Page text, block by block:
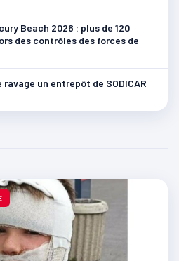
Beach 2026 : plus de 120
des contrôles des forces de
un entrepôt de SODICAR